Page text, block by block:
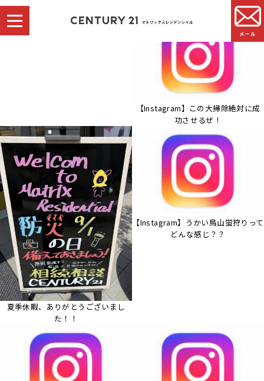
メール
事務所を移転いたしました
【Instagram】この大掃除絶対に成
功させるぜ！
夏季休暇、ありがとうございまし
た！！
【Instagram】うかい鳥山蛍狩りって
どんな感じ？？